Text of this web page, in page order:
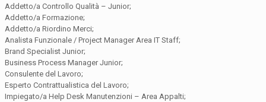
Addetto/a Controllo Qualità – Junior;
Addetto/a Formazione;
Addetto/a Riordino Merci;
Analista Funzionale / Project Manager Area IT Staff;
Brand Specialist Junior;
Business Process Manager Junior;
Consulente del Lavoro;
Esperto Contrattualistica del Lavoro;
Impiegato/a Help Desk Manutenzioni – Area Appalti;